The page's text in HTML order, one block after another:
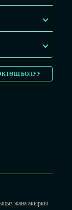
БОЛУУ
жана акыркы